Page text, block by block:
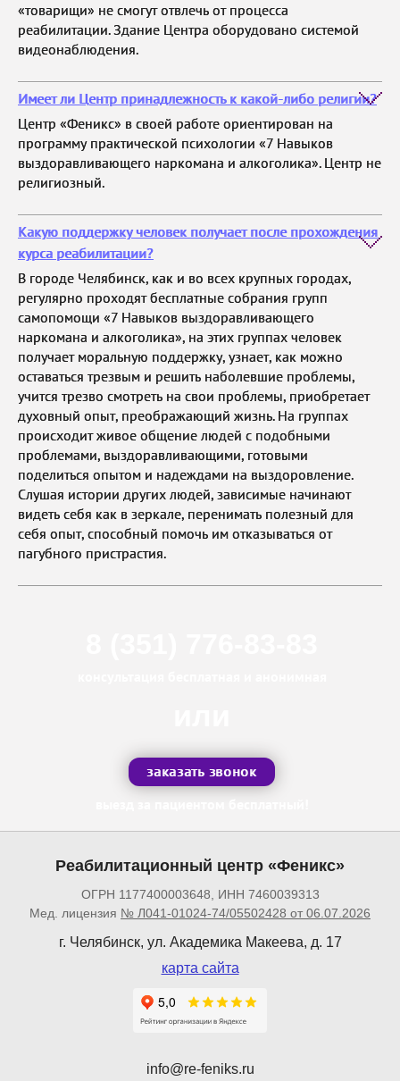
«товарищи» не смогут отвлечь от процесса
реабилитации. Здание Центра оборудовано системой
видеонаблюдения.
Имеет ли Центр принадлежность к какой-либо религии?
Центр «Феникс» в своей работе ориентирован на
программу практической психологии «7 Навыков
выздоравливающего наркомана и алкоголика». Центр не
религиозный.
Какую поддержку человек получает после прохождения
курса реабилитации?
В городе Челябинск, как и во всех крупных городах,
регулярно проходят бесплатные собрания групп
самопомощи «7 Навыков выздоравливающего
наркомана и алкоголика», на этих группах человек
получает моральную поддержку, узнает, как можно
оставаться трезвым и решить наболевшие проблемы,
учится трезво смотреть на свои проблемы, приобретает
духовный опыт, преображающий жизнь. На группах
происходит живое общение людей с подобными
проблемами, выздоравливающими, готовыми
поделиться опытом и надеждами на выздоровление.
Слушая истории других людей, зависимые начинают
видеть себя как в зеркале, перенимать полезный для
себя опыт, способный помочь им отказываться от
пагубного пристрастия.
заказать звонок
Реабилитационный центр «Феникс»
ОГРН 1177400003648, ИНН 7460039313
Мед. лицензия № Л041-01024-74/05502428 от 06.07.2026
г. Челябинск, ул. Академика Макеева, д. 17
карта сайта
info@re-feniks.ru